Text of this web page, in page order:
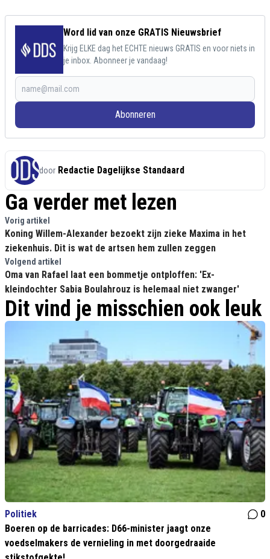
Word lid van onze GRATIS Nieuwsbrief
Krijg ELKE dag het ECHTE nieuws GRATIS en voor niets in
je inbox. Abonneer je vandaag!
Abonneren
door Redactie Dagelijkse Standaard
Ga verder met lezen
Vorig artikel
Koning Willem-Alexander bezoekt zijn zieke Maxima in het
ziekenhuis. Dit is wat de artsen hem zullen zeggen
Volgend artikel
Oma van Rafael laat een bommetje ontploffen: 'Ex-
kleindochter Sabia Boulahrouz is helemaal niet zwanger'
Dit vind je misschien ook leuk
Politiek
0
Boeren op de barricades: D66-minister jaagt onze
voedselmakers de vernieling in met doorgedraaide